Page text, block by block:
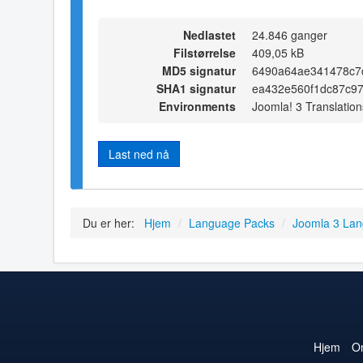
Nedlastet
24.846 ganger
Filstørrelse
409,05 kB
MD5 signatur
SHA1 signatur
Environments
Joomla! 3
Last ned nå
Du er her: Hjem / Language Packs / Joomla 3
Hjem